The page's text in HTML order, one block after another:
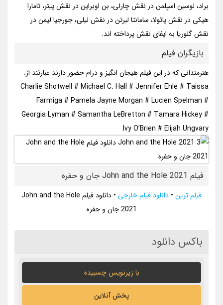
براد، لوسین اسپلمن در نقش چارلی، بن اوبراین در نقش پیتر، تامارا
هیکی در نقش پائولا، سامانتا لبرتن در نقش لیلی، جورجیا لیمن در
نقش گلوریا به ایفای نقش پرداخته اند.
بازیگران فیلم
هنرمندانی که در این فیلم هیجان انگیز و درام حضور دارند عبارتند از:
Charlie Shotwell # Michael C. Hall # Jennifer Ehle # Taissa
Farmiga # Pamela Jayne Morgan # Lucien Spelman #
Georgia Lyman # Samantha LeBretton # Tamara Hickey #
Ivy O’Brien # Elijah Ungvary
فیلم John and the Hole 2021 جان و حفره
فیلم ترین • دانلود فیلم خارجی •
دانلود فیلم John and the Hole
2021 جان و حفره
باکس دانلود
با زیرنویس چسبیده
پخش آنلاین